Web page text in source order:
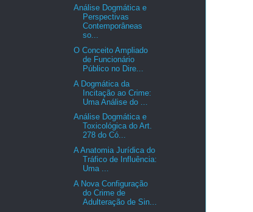
Análise Dogmática e
Perspectivas
Contemporâneas
so...
O Conceito Ampliado
de Funcionário
Público no Dire...
A Dogmática da
Incitação ao Crime:
Uma Análise do ...
Análise Dogmática e
Toxicológica do Art.
278 do Có...
A Anatomia Jurídica do
Tráfico de Influência:
Uma ...
A Nova Configuração
do Crime de
Adulteração de Sin...